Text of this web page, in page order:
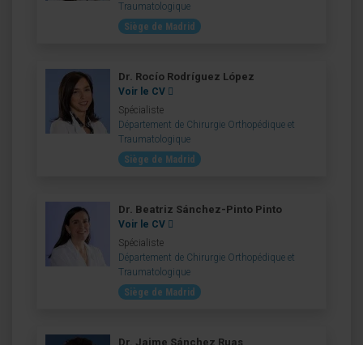
Traumatologique
Siège de Madrid
Dr. Rocío Rodríguez López
Voir le CV
Spécialiste
Département de Chirurgie Orthopédique et
Traumatologique
Siège de Madrid
Dr. Beatriz Sánchez-Pinto Pinto
Voir le CV
Spécialiste
Département de Chirurgie Orthopédique et
Traumatologique
Siège de Madrid
Dr. Jaime Sánchez Ruas